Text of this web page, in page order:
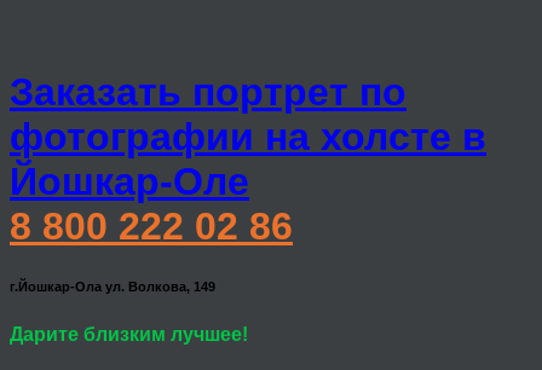
Заказать портрет по
фотографии на холсте в
Йошкар-Оле
8 800 222 02 86
г.Йошкар-Ола ул. Волкова, 149
Дарите близким лучшее!